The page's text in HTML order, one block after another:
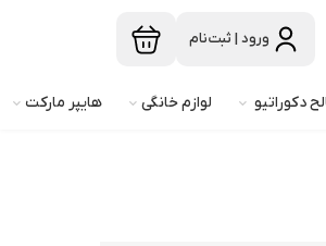
ورود | ثبت‌نام
دکوراتیو لوازم خانگی هایپر مارکت